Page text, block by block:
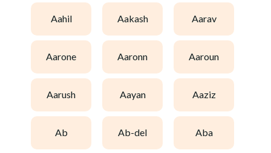
aahil aakash aarav
aarone aaronn aaroun
aarush aayan aaziz
ab ab-del aba